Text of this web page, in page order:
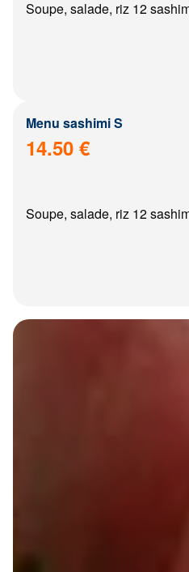
Soupe, salade, riz 12
Menu sashimi S
14.50 €
Soupe, salade, riz 12